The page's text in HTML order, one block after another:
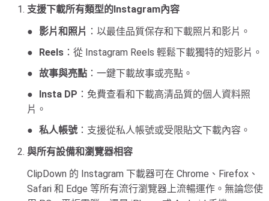
支援下載所有類型的Instagram內容
影片和照片 ：以最佳品質保存和下載照片和影片。
Reels ：從 Instagram Reels 輕鬆下載獨特的短影片。
故事與亮點 ：一鍵下載故事或亮點。
Insta DP ：免費查看和下載高清品質的個人資料照
片。
私人帳號 ：支援從私人帳號或受限貼文下載內容。
與所有設備和瀏覽器相容
ClipDown 的 Instagram 下載器可在 Chrome、Firefox、
Safari 和 Edge 等所有流行瀏覽器上流暢運作。無論您使